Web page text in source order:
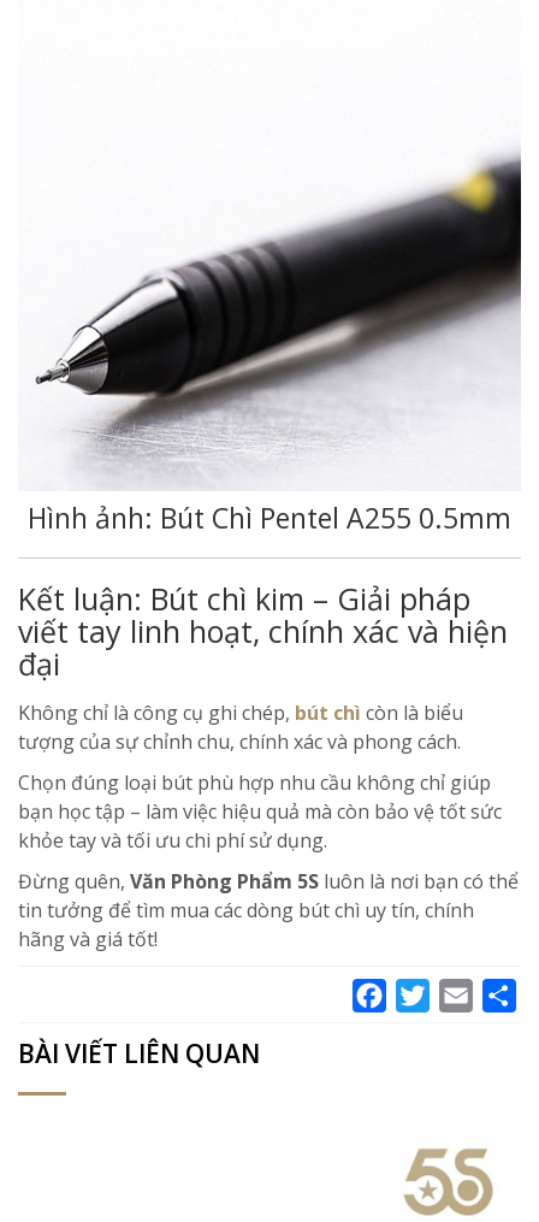
Hình ảnh: Bút Chì Pentel A255 0.5mm
Kết luận: Bút chì kim – Giải pháp
viết tay linh hoạt, chính xác và hiện
đại
Không chỉ là công cụ ghi chép, bút chì còn là biểu
tượng của sự chỉnh chu, chính xác và phong cách.
Chọn đúng loại bút phù hợp nhu cầu không chỉ giúp
bạn học tập – làm việc hiệu quả mà còn bảo vệ tốt sức
khỏe tay và tối ưu chi phí sử dụng.
Đừng quên, Văn Phòng Phẩm 5S luôn là nơi bạn có thể
tin tưởng để tìm mua các dòng bút chì uy tín, chính
hãng và giá tốt!
FacebookTwitterEmail
BÀI VIẾT LIÊN QUAN